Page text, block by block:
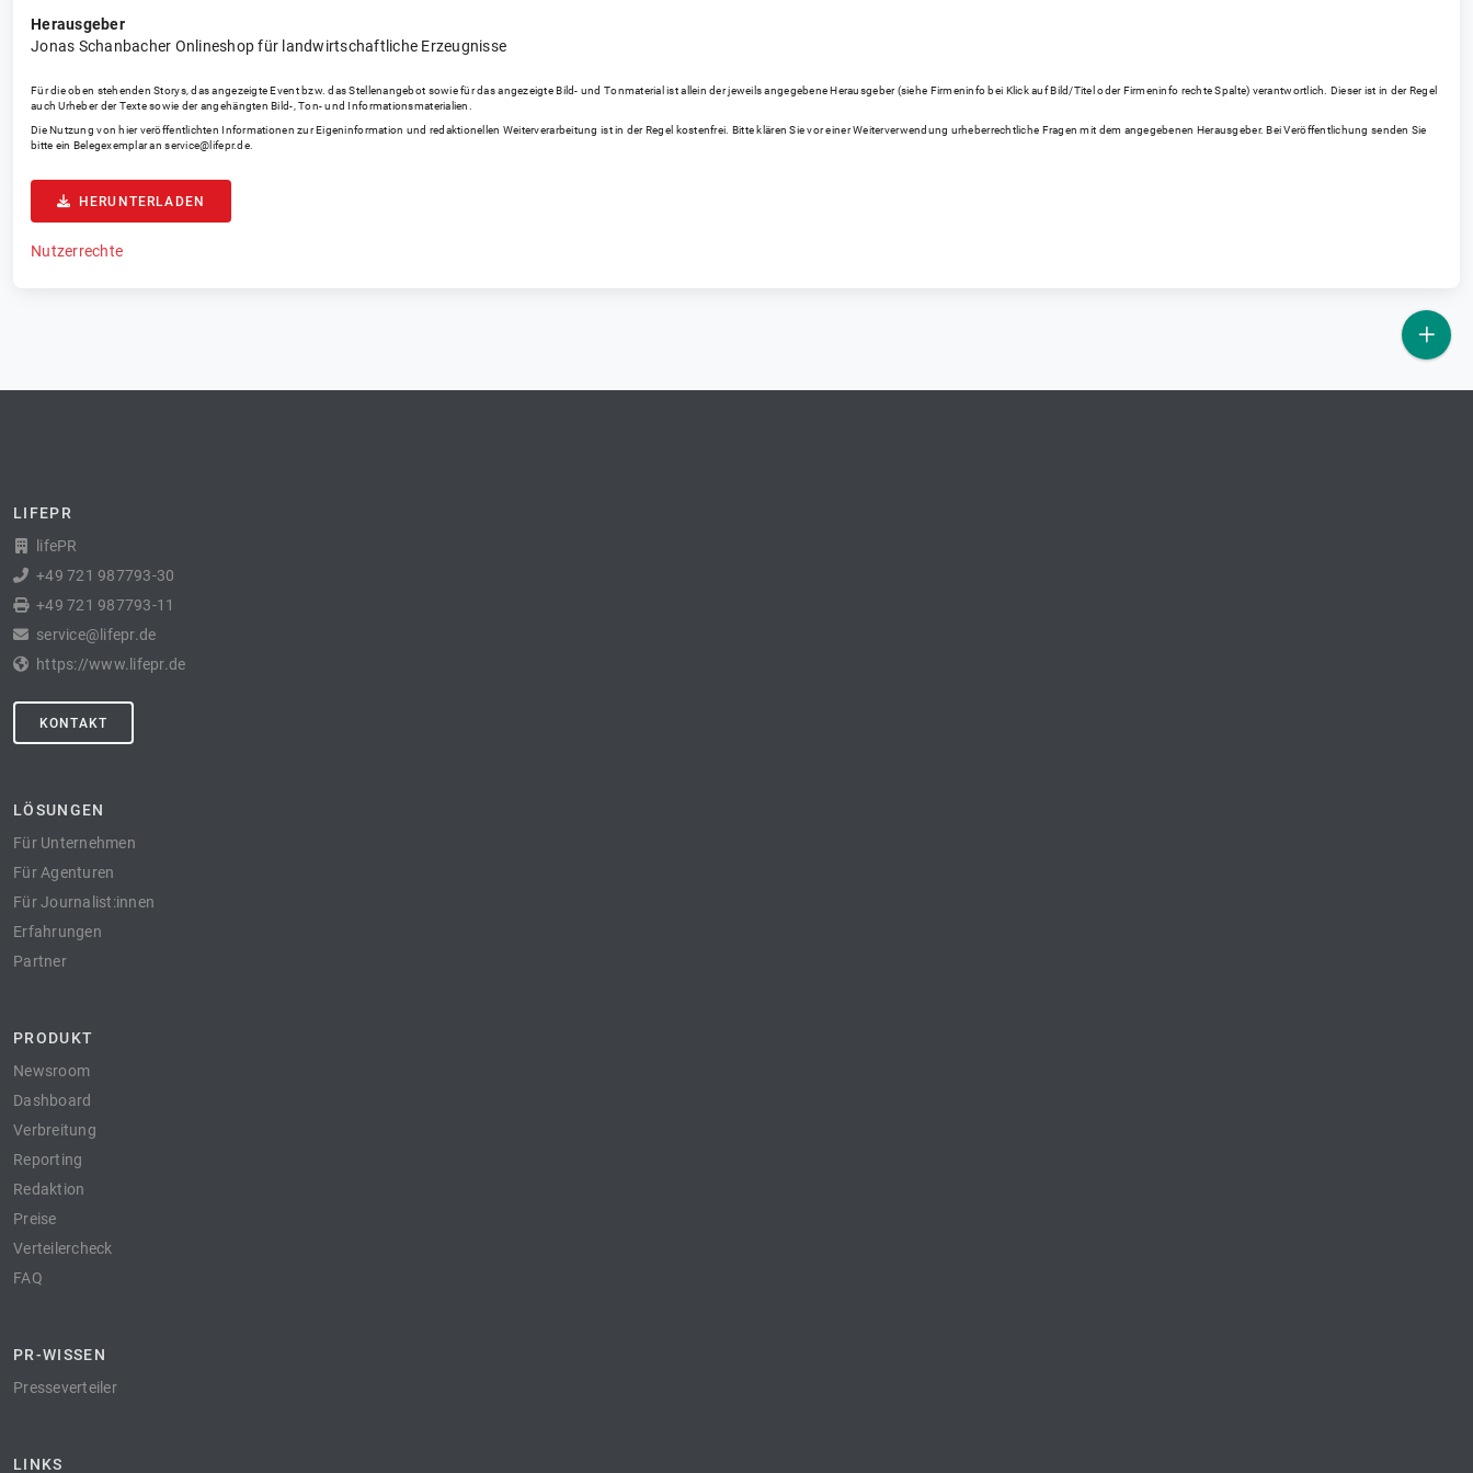
Herausgeber
Jonas Schanbacher Onlineshop für landwirtschaftliche Erzeugnisse
Für die oben stehenden Storys, das angezeigte Event bzw. das Stellenangebot sowie für das angezeigte Bild- und Tonmaterial ist allein der jeweils angegebene Herausgeber (siehe Firmeninfo bei Klick auf Bild/Titel oder Firmeninfo rechte Spalte) verantwortlich. Dieser ist in der Regel
auch Urheber der Texte sowie der angehängten Bild-, Ton- und Informationsmaterialien.
Die Nutzung von hier veröffentlichten Informationen zur Eigeninformation und redaktionellen Weiterverarbeitung ist in der Regel kostenfrei. Bitte klären Sie vor einer Weiterverwendung urheberrechtliche Fragen mit dem angegebenen Herausgeber. Bei Veröffentlichung senden Sie
bitte ein Belegexemplar anservice@lifepr.de.
HERUNTERLADEN
Nutzerrechte
LIFEPR
lifePR
+49 721 987793-30
+49 721 987793-11
service@lifepr.de
https://www.lifepr.de
KONTAKT
LÖSUNGEN
Für Unternehmen
Für Agenturen
Für Journalist:innen
Erfahrungen
Partner
PRODUKT
Newsroom
Dashboard
Verbreitung
Reporting
Redaktion
Preise
Verteilercheck
FAQ
PR-WISSEN
Presseverteiler
LINKS